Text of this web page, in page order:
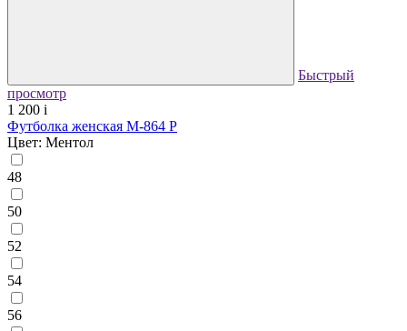
Быстрый
просмотр
1 200 i
Футболка женская М-864 Р
Цвет: Ментол
48
50
52
54
56